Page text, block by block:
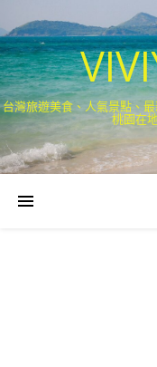
台灣旅遊美食、人氣景點、
桃園在